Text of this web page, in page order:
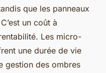
que les panneaux
un coût à
Les micro-
une durée de vie
gestion des ombres